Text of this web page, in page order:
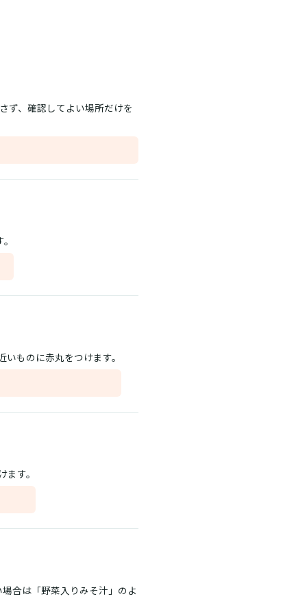
ず、確認してよい場所だけを
ものに赤丸をつけます。
す。
合は「野菜入りみそ汁」のよ